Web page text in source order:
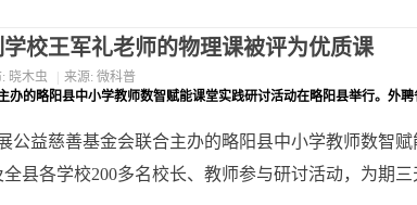
校王军礼老师的物理课被评为优质课
晓木虫 来源: 微科普
的略阳县中小学教师数智赋能课堂实践研讨活动在略阳县举行。外
公益慈善基金会联合主办的略阳县中小学教师数智
县各学校200多名校长、教师参与研讨活动，为期三